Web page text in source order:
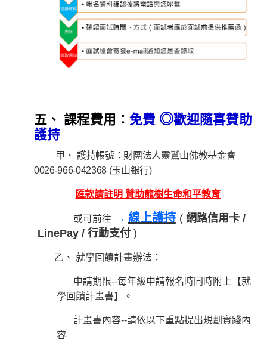
五、 課程費用： 免費 ◎歡迎隨喜贊助
護持
甲、 護持帳號：財團法人靈鷲山佛教基金會
0026-966-042368 (玉山銀行)
匯款請註明 贊助龍樹生命和平教育
或可前往 → 線上護持 ( 網路信用卡 /
LinePay / 行動支付)
乙、 就學回饋計畫辦法：
申請期限--每年級申請報名時同時附上【就
學回饋計畫書】。
計畫書內容--請依以下重點提出規劃實踐內
容